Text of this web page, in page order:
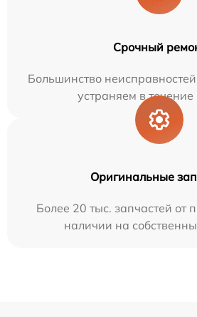
Срочный
Большинство
устраняем в течение
Оригинальные
Более 20 тыс. запчастей от
наличии на